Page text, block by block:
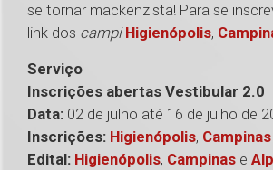
se tornar mackenzista! Para se
link dos campiHigienópolis,
Serviço
Inscrições abertas Vestibular 2.0
Data: 02 de julho até 16 de julho de
Inscrições: Higienópolis, Campinas
Edital: Higienópolis, Campinas e